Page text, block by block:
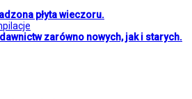
płyta wieczoru.
zarówno nowych, jak i starych.